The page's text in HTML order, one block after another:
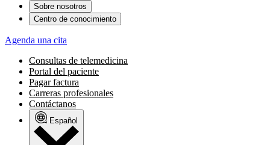
Sobre nosotros
Centro de conocimiento
Agenda una cita
Consultas de telemedicina
Portal del paciente
Pagar factura
Carreras profesionales
Contáctanos
Español